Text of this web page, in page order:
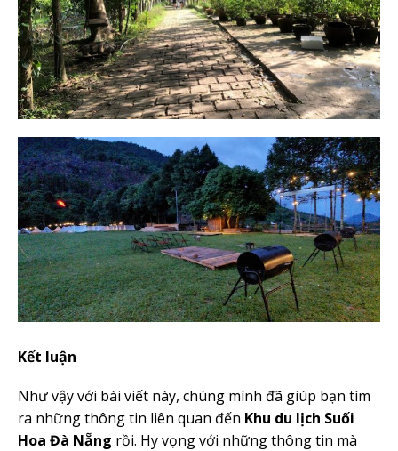
Kết luận
Như vậy với bài viết này, chúng mình đã giúp bạn tìm
ra những thông tin liên quan đến Khu du lịch Suối
Hoa Đà Nẵng rồi. Hy vọng với những thông tin mà